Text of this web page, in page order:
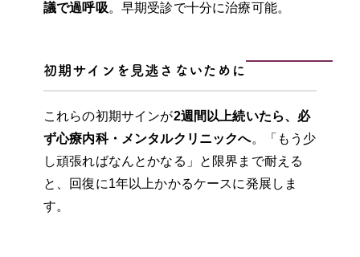
議で過呼吸。早期受診で十分に治療可能。
初期サインを見逃さないために
これらの初期サインが2週間以上続いたら、必
ず心療内科・メンタルクリニックへ。「もう少
し頑張ればなんとかなる」と限界まで耐える
と、回復に1年以上かかるケースに発展しま
す。